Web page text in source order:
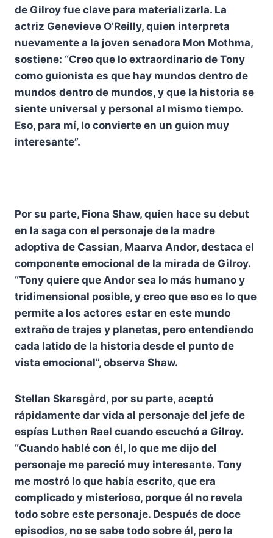
de Gilroy fue clave para materializarla. La
actriz Genevieve O’Reilly, quien interpreta
nuevamente a la joven senadora Mon Mothma,
sostiene: “Creo que lo extraordinario de Tony
como guionista es que hay mundos dentro de
mundos dentro de mundos, y que la historia se
siente universal y personal al mismo tiempo.
Eso, para mí, lo convierte en un guion muy
interesante”.
Por su parte, Fiona Shaw, quien hace su debut
en la saga con el personaje de la madre
adoptiva de Cassian, Maarva Andor, destaca el
componente emocional de la mirada de Gilroy.
“Tony quiere que Andor sea lo más humano y
tridimensional posible, y creo que eso es lo que
permite a los actores estar en este mundo
extraño de trajes y planetas, pero entendiendo
cada latido de la historia desde el punto de
vista emocional”, observa Shaw.
Stellan Skarsgård, por su parte, aceptó
rápidamente dar vida al personaje del jefe de
espías Luthen Rael cuando escuchó a Gilroy.
“Cuando hablé con él, lo que me dijo del
personaje me pareció muy interesante. Tony
me mostró lo que había escrito, que era
complicado y misterioso, porque él no revela
todo sobre este personaje. Después de doce
episodios, no se sabe todo sobre él, pero la